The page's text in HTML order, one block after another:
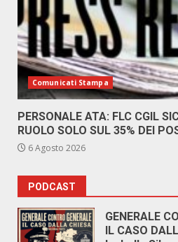
Comunicati Stampa
PERSONALE ATA: FLC CGIL
RUOLO SOLO SUL 35% DEI
6 Agosto 2026
PODCAST
GENERALE
IL CASO